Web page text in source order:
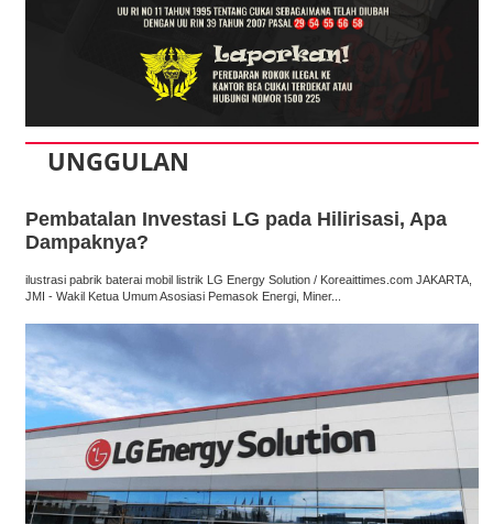
UNGGULAN
Pembatalan Investasi LG pada Hilirisasi, Apa
Dampaknya?
ilustrasi pabrik baterai mobil listrik LG Energy Solution / Koreaittimes.com JAKARTA,
JMI - Wakil Ketua Umum Asosiasi Pemasok Energi, Miner...